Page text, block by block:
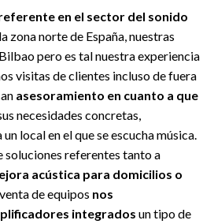
en el sector del sonido
zona norte de España, nuestras
pero es tal nuestra experiencia
visitas de clientes incluso de fuera
asesoramiento en cuanto a que
necesidades concretas,
local en el que se escucha música.
referentes tanto a
acústica para domicilios o
de equipos nos
integrados un tipo de